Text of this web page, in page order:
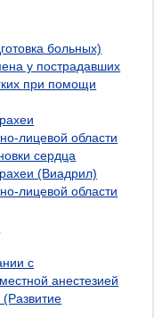
больных)
у пострадавших
при помощи
лицевой области
сердца
(Виадрил)
лицевой области
с
анестезией
(Развитие